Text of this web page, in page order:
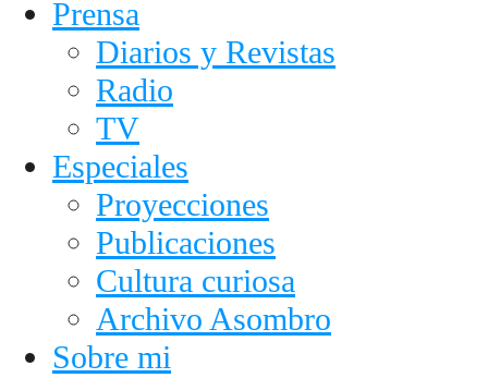
Prensa
Diarios y Revistas
Radio
TV
Especiales
Proyecciones
Publicaciones
Cultura curiosa
Archivo Asombro
Sobre mi